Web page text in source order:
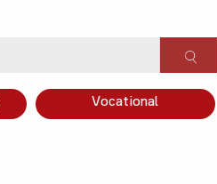
Vocational